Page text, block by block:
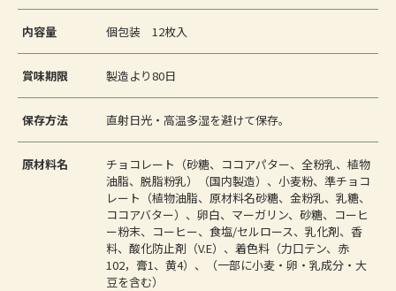
内容量 個包装 12枚入
賞味期限 製造より80日
保存方法 直射日光・高温多湿を避けて保存。
原材料名
チョコレート（砂糖、ココアパター、全粉乳、植物
油脂、脱脂粉乳）（国内製造）、小麦粉、準チョコ
レート（植物油脂、原材料名砂糖、金粉乳、乳糖、
ココアバター）、卵白、マーガリン、砂糖、コーヒ
ー粉末、コーヒー、食塩/セルロース、乳化剤、香
料、酸化防止剤（V.E）、着色料（力口テン、赤
102，膏1、黄4）、（一部に小麦・卵・乳成分・大
豆を含む）